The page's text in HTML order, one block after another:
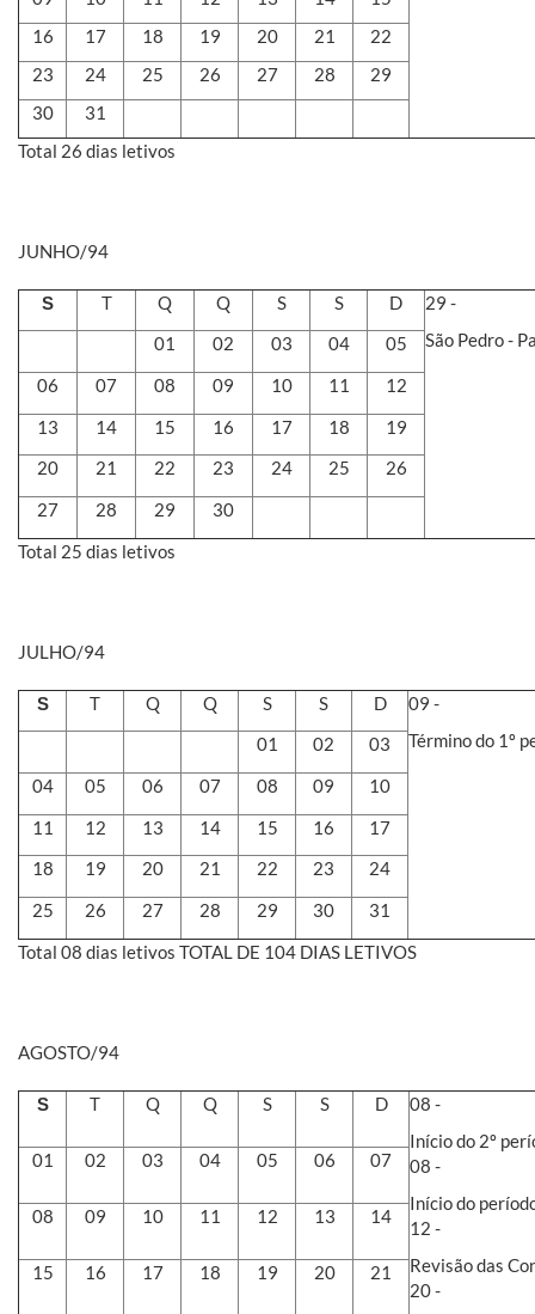
16
17 18 19 20 21
22
23
24 25 26 27 28
29
30
31
Total 26 dias letivos
JUNHO/94
S T Q Q S S D
29 -
São Pedro -
01 02 03 04
05
06
07 08 09 10 11
12
13
14 15 16 17 18
19
20
21 22 23 24 25
26
27
28 29
30
Total 25 dias letivos
JULHO/94
S T Q Q S S D
09 -
Término do 1º
01 02
03
04
05 06 07 08 09
10
11
12 13 14 15 16
17
18
19 20 21 22 23
24
25
26 27 28 29 30
31
Total 08 dias letivos TOTAL DE 104 DIAS LETIVOS
AGOSTO/94
S T Q Q S S D
08 -
Início do 2º
08 -
Início do
12 -
Revisão das
20 -
01 02 03 04 05 06 07
08 09 10 11 12 13 14
15 16 17 18 19 20 21